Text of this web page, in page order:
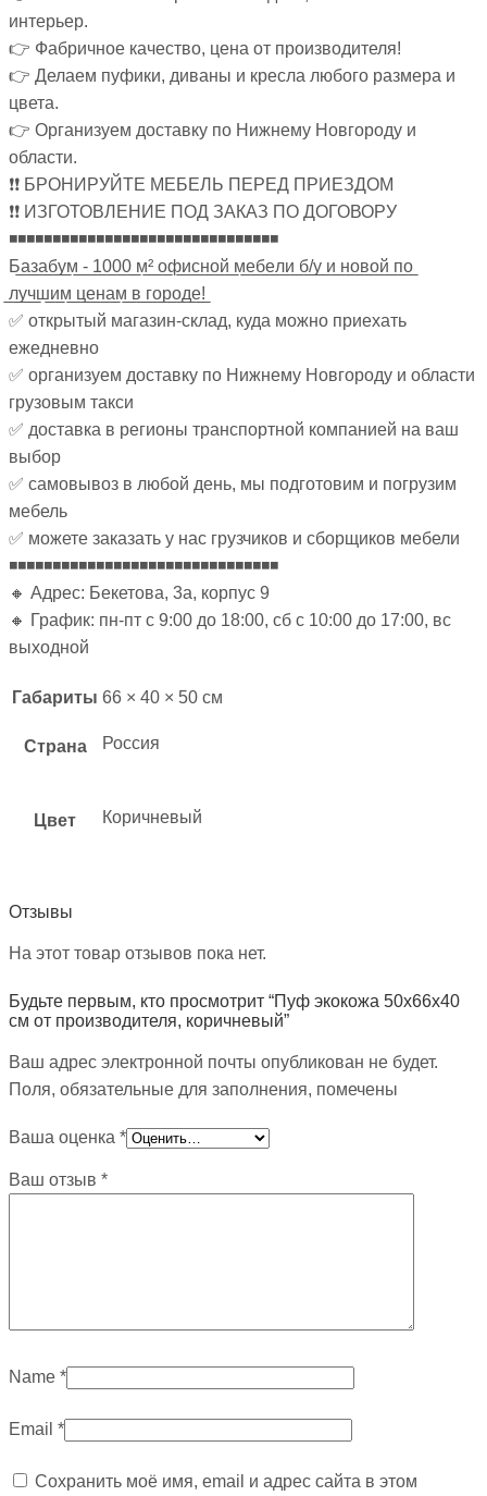
интерьер.
👉 Фабричное качество, цена от производителя!
👉 Делаем пуфики, диваны и кресла любого размера и
цвета.
👉 Организуем доставку по Нижнему Новгороду и
области.
❗❗ БРОНИРУЙТЕ МЕБЕЛЬ ПЕРЕД ПРИЕЗДОМ
❗❗ ИЗГОТОВЛЕНИЕ ПОД ЗАКАЗ ПО ДОГОВОРУ
◾◾◾◾◾◾◾◾◾◾◾◾◾◾◾◾◾◾◾◾◾◾◾◾◾◾◾◾◾◾◾
Б̲а̲з̲а̲б̲у̲м̲ ̲-̲ ̲1̲0̲0̲0̲ ̲м̲²̲ ̲о̲ф̲и̲с̲н̲о̲й̲ ̲м̲е̲б̲е̲л̲и̲ ̲б̲/̲у̲ ̲и̲ ̲н̲о̲в̲о̲й̲ ̲п̲о̲
̲л̲у̲ч̲ш̲и̲м̲ ̲ц̲е̲н̲а̲м̲ ̲в̲ ̲г̲о̲р̲о̲д̲е̲!̲
✅ открытый магазин-склад, куда можно приехать
ежедневно
✅ организуем доставку по Нижнему Новгороду и области
грузовым такси
✅ доставка в регионы транспортной компанией на ваш
выбор
✅ самовывоз в любой день, мы подготовим и погрузим
мебель
✅ можете заказать у нас грузчиков и сборщиков мебели
◾◾◾◾◾◾◾◾◾◾◾◾◾◾◾◾◾◾◾◾◾◾◾◾◾◾◾◾◾◾◾
🔸 Адрес: Бекетова, 3а, корпус 9
🔸 График: пн-пт с 9:00 до 18:00, сб с 10:00 до 17:00, вс
выходной
Габариты 66 × 40 × 50 см
Страна Россия
Цвет Коричневый
Отзывы
На этот товар отзывов пока нет.
Будьте первым, кто просмотрит “Пуф экокожа 50х66х40
см от производителя, коричневый”
Ваш адрес электронной почты опубликован не будет.
Поля, обязательные для заполнения, помечены
Ваша оценка *
Ваш отзыв *
Name *
Email *
Сохранить моё имя, email и адрес сайта в этом